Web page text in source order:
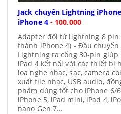
Jack chuyển Lightning
iPhone 4 - 100.000
Adapter đổi từ lightning 8 pin
thành iPhone 4) - Đầu
Lightning ra cổng 30-pin giúp
iPad 4 kết nối với các thiết bị
loa nghe nhạc, sạc, camera
xuất file nhạc, USB audio,
phẩm dùng tốt cho iPhone 6/
iPhone 5, iPad mini, iPad 4,
nano Gen 7...